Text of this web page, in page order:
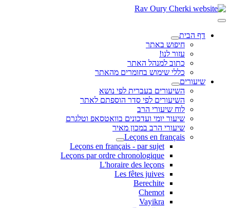
דף הבית
חיפוש באתר
עזור לנו!
כתוב למנהל האתר
כללי שימוש בחומרים מהאתר
שיעורים
השיעורים בעברית לפי נושא
השיעורים לפי סדר הוספתם לאתר
לוח שיעורי הרב
שיעור יומי ועדכונים בוואטסאפ וטלגרם
שיעורי הרב במכון מאיר
Leçons en français
Leçons en français - par sujet
Leçons par ordre chronologique
L'horaire des leçons
Les fêtes juives
Berechite
Chemot
Vayikra